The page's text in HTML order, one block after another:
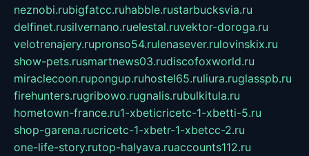
neznobi.rubigfatcc.ruhabble.rustarbucksvia.ru
delfinet.rusilvernano.ruelestal.ruvektor-doroga.ru
velotrenajery.rupronso54.rulenasever.rulovinskix.ru
show-pets.rusmartnews03.rudiscofoxworld.ru
miraclecoon.rupongup.ruhostel65.ruliura.ruglasspb.ru
firehunters.rugribowo.rugnalis.rubulkitula.ru
hometown-france.ru1-xbeticricetc-1-xbetti-5.ru
shop-garena.rucricetc-1-xbetr-1-xbetcc-2.ru
one-life-story.rutop-halyava.ruaccounts112.ru